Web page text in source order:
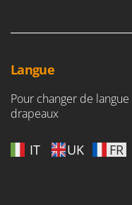
Langue
Pour changer de
drapeaux
IT UK FR